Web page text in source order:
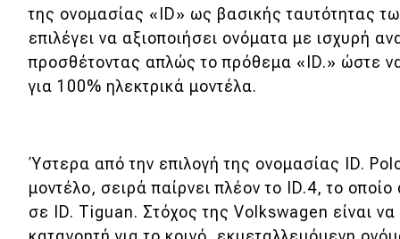
MOTO
Μεταχειρισμένο
Οδηγός αγοράς
Χρηστικά
της ονομασίας «ID» ως βασικής ταυτότητας
επιλέγει να αξιοποιήσει ονόματα με ισχυρή
προσθέτοντας απλώς το πρόθεμα «ID.» ώστε να
για 100% ηλεκτρικά μοντέλα.
Ύστερα από την επιλογή της ονομασίας ID.
μοντέλο, σειρά παίρνει πλέον το ID.4, το
σε ID. Tiguan. Στόχος της Volkswagen είναι να